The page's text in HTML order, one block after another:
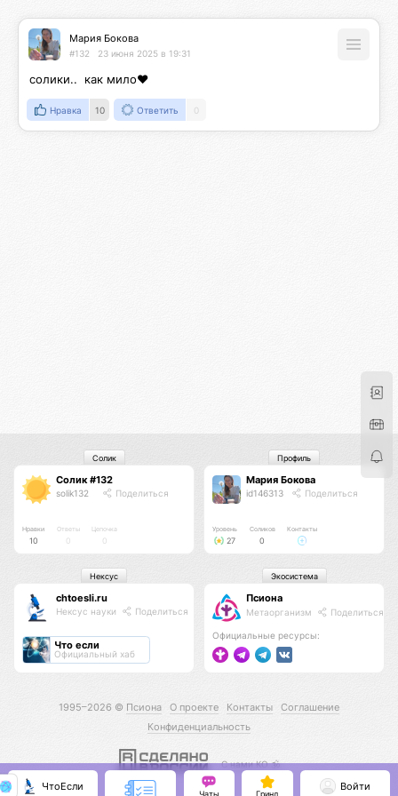
Мария Бокова
#132 23 июня 2025 в 19:31
солики..  как мило❤️
Нравка 10 Ответить 0
Солик #132
solik132 Поделиться
Нравки
10
Ответы
0
Цепочка
0
Солик
Мария Бокова
id146313 Поделиться
Уровень
27
Соликов
0
Контакты
Профиль
chtoesli.ru
Нексус науки Поделиться
Что если
Официальный хаб
Нексус
Псиона
Метаорганизм Поделиться
Официальные ресурсы:
Экосистема
1995–2026 © Псиона О проекте Контакты
Соглашение
Конфиденциальность
С нами КО 🕉️
ЧтоЕсли
Чаты Гринд
Войти